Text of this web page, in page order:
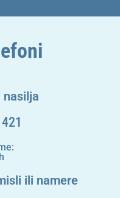
nasilja
ili namere